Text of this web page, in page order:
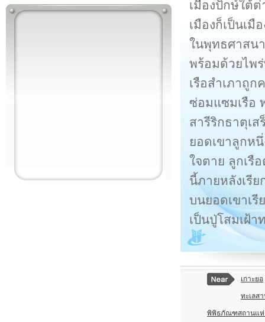
เมืองปักษ์ใต้ต่
เมืองก็เป็นเ
ในพุทธศาสนา
พร้อมด้วยไพ
เรือสำเภาถู
ซ่อมแซมเรือ
สารีริกธาตุเส
ยอดเขาลูกห
ใจตาย ลูกเรื
นี้ภายหลังเรีย
บนยอดเขาเรี
เป็นปู่โสมเฝ้
เกาะยอ
ทะเลส
พิพิธภัณฑสถานแห่